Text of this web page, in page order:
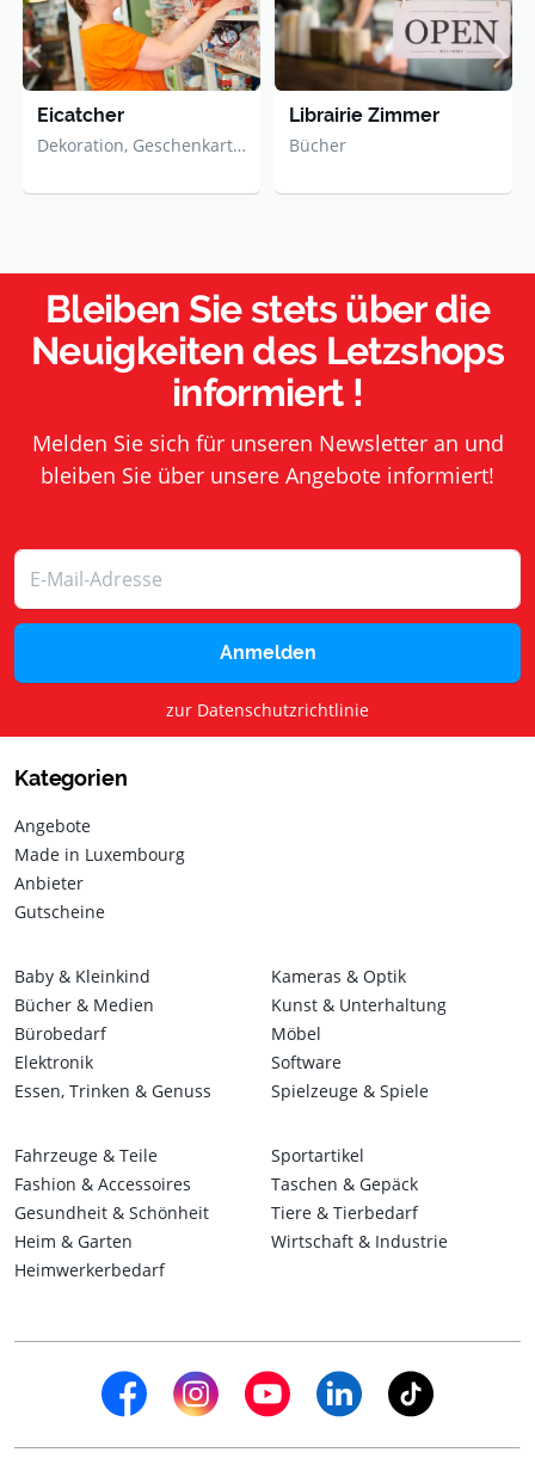
Eicatcher
Dekoration, Geschenkartikel
Librairie Zimmer
Bücher
Bleiben Sie stets über die
Neuigkeiten des Letzshops
informiert !
Melden Sie sich für unseren Newsletter an und
bleiben Sie über unsere Angebote informiert!
Anmelden
zur Datenschutzrichtlinie
Kategorien
Angebote
Made in Luxembourg
Anbieter
Gutscheine
Baby & Kleinkind
Bücher & Medien
Bürobedarf
Elektronik
Essen, Trinken & Genuss
Fahrzeuge & Teile
Fashion & Accessoires
Gesundheit & Schönheit
Heim & Garten
Heimwerkerbedarf
Kameras & Optik
Kunst & Unterhaltung
Möbel
Software
Spielzeuge & Spiele
Sportartikel
Taschen & Gepäck
Tiere & Tierbedarf
Wirtschaft & Industrie